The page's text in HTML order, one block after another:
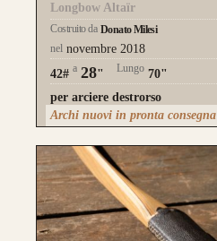
Longbow Altaïr
Costruito da Donato Milesi
nel novembre 2018
42# a 28" Lungo 70"
per arciere destrorso
Archi nuovi in pronta consegna